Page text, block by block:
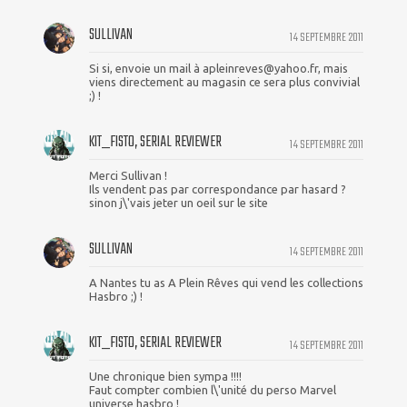
14 SEPTEMBRE 2011
SULLIVAN
Si si, envoie un mail à apleinreves@yahoo.fr, mais
viens directement au magasin ce sera plus convivial
;) !
14 SEPTEMBRE 2011
KIT_FISTO, SERIAL REVIEWER
Merci Sullivan !
Ils vendent pas par correspondance par hasard ?
sinon j\'vais jeter un oeil sur le site
14 SEPTEMBRE 2011
SULLIVAN
A Nantes tu as A Plein Rêves qui vend les collections
Hasbro ;) !
14 SEPTEMBRE 2011
KIT_FISTO, SERIAL REVIEWER
Une chronique bien sympa !!!!
Faut compter combien l\'unité du perso Marvel
universe hasbro !